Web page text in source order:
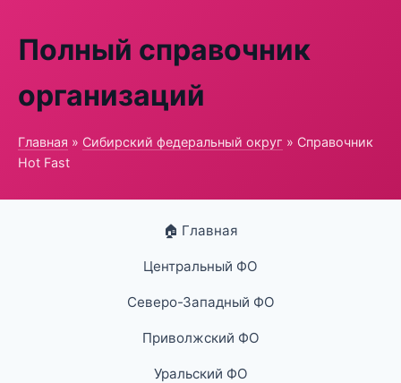
Полный справочник
организаций
Главная » Сибирский федеральный округ » Справочник
Hot Fast
🏠 Главная
Центральный ФО
Северо-Западный ФО
Приволжский ФО
Уральский ФО